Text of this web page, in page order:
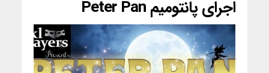
اجرای پانتومیم Peter Pan